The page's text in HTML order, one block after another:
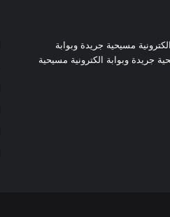
مسيحية جريدة وبوابة
جريدة وبوابة الكترونية مسيحية